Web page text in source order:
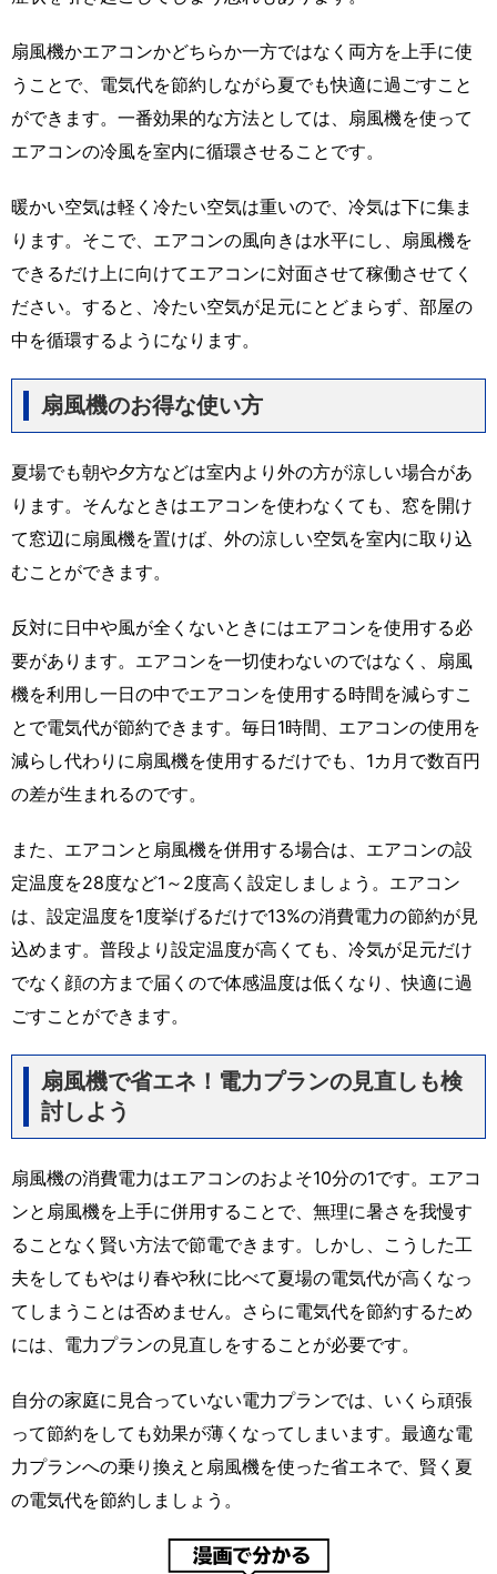
扇風機かエアコンかどちらか一方ではなく両方を上手に使
うことで、電気代を節約しながら夏でも快適に過ごすこと
ができます。一番効果的な方法としては、扇風機を使って
エアコンの冷風を室内に循環させることです。
暖かい空気は軽く冷たい空気は重いので、冷気は下に集ま
ります。そこで、エアコンの風向きは水平にし、扇風機を
できるだけ上に向けてエアコンに対面させて稼働させてく
ださい。すると、冷たい空気が足元にとどまらず、部屋の
中を循環するようになります。
扇風機のお得な使い方
夏場でも朝や夕方などは室内より外の方が涼しい場合があ
ります。そんなときはエアコンを使わなくても、窓を開け
て窓辺に扇風機を置けば、外の涼しい空気を室内に取り込
むことができます。
反対に日中や風が全くないときにはエアコンを使用する必
要があります。エアコンを一切使わないのではなく、扇風
機を利用し一日の中でエアコンを使用する時間を減らすこ
とで電気代が節約できます。毎日1時間、エアコンの使用を
減らし代わりに扇風機を使用するだけでも、1カ月で数百円
の差が生まれるのです。
また、エアコンと扇風機を併用する場合は、エアコンの設
定温度を28度など1～2度高く設定しましょう。エアコン
は、設定温度を1度挙げるだけで13%の消費電力の節約が見
込めます。普段より設定温度が高くても、冷気が足元だけ
でなく顔の方まで届くので体感温度は低くなり、快適に過
ごすことができます。
扇風機で省エネ！電力プランの見直しも検
討しよう
扇風機の消費電力はエアコンのおよそ10分の1です。エアコ
ンと扇風機を上手に併用することで、無理に暑さを我慢す
ることなく賢い方法で節電できます。しかし、こうした工
夫をしてもやはり春や秋に比べて夏場の電気代が高くなっ
てしまうことは否めません。さらに電気代を節約するため
には、電力プランの見直しをすることが必要です。
自分の家庭に見合っていない電力プランでは、いくら頑張
って節約をしても効果が薄くなってしまいます。最適な電
力プランへの乗り換えと扇風機を使った省エネで、賢く夏
の電気代を節約しましょう。